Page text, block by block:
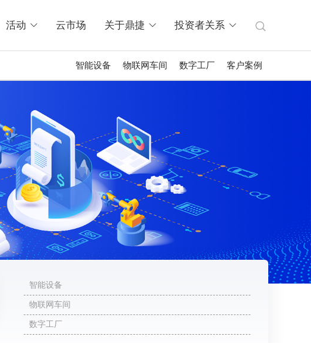
活动 云市场 关于鼎捷 投资者关系
智能设备 物联网车间 数字工厂 客户案例
智能设备
物联网车间
数字工厂